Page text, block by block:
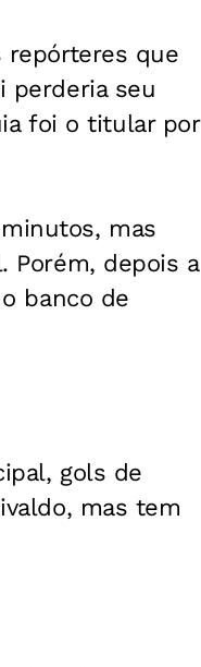
repórteres que
perderia seu
foi o titular por
mas
Porém, depois a
banco de
gols de
mas tem